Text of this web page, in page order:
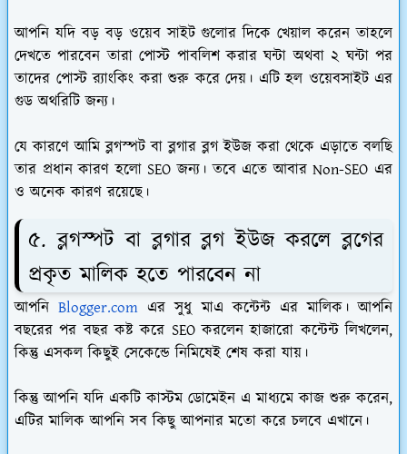
আপনি যদি বড় বড় ওয়েব সাইট গুলোর দিকে খেয়াল করেন তাহলে
দেখতে পারবেন তারা পোস্ট পাবলিশ করার ঘন্টা অথবা ২ ঘন্টা পর
তাদের পোস্ট র‌্যাংকিং করা শুরু করে দেয়। এটি হল ওয়েবসাইট এর
গুড অথরিটি জন্য।
যে কারণে আমি ব্লগস্পট বা ব্লগার ব্লগ ইউজ করা থেকে এড়াতে বলছি
তার প্রধান কারণ হলো SEO জন্য। তবে এতে আবার Non-SEO এর
ও অনেক কারণ রয়েছে।
৫. ব্লগস্পট বা ব্লগার ব্লগ ইউজ করলে ব্লগের
প্রকৃত মালিক হতে পারবেন না
আপনিBlogger.com এর সুধু মাএ কন্টেন্ট এর মালিক। আপনি
বছরের পর বছর কষ্ট করে SEO করলেন হাজারো কন্টেন্ট লিখলেন,
কিন্তু এসকল কিছুই সেকেন্ডে নিমিষেই শেষ করা যায়।
কিন্তু আপনি যদি একটি কাস্টম ডোমেইন এ মাধ্যমে কাজ শুরু করেন,
এটির মালিক আপনি সব কিছু আপনার মতো করে চলবে এখানে।